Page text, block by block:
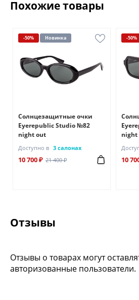
Похожие товары
-50% Новинка
Солнцезащитные очки
Eyerepublic Studio №82
night out
Доступно в 3 салонах
10 700 ₽ 21 400 ₽
-50%
night
10
Отзывы
Отзывы о товарах могут
авторизованные пользователи.